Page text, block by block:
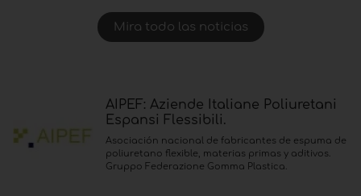
Mira todo las noticias
AIPEF: Aziende Italiane Poliuretani
Espansi Flessibili.
Asociación nacional de fabricantes de espuma de
poliuretano flexible, materias primas y aditivos.
Gruppo Federazione Gomma Plastica.